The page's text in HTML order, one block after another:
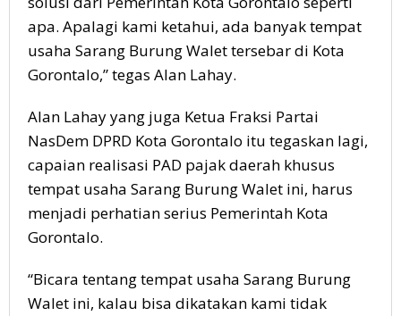
apa. Apalagi kami ketahui, ada banyak tempat
usaha Sarang Burung Walet tersebar di Kota
Gorontalo,” tegas Alan Lahay.
Alan Lahay yang juga Ketua Fraksi Partai
NasDem DPRD Kota Gorontalo itu tegaskan lagi,
capaian realisasi PAD pajak daerah khusus
tempat usaha Sarang Burung Walet ini, harus
menjadi perhatian serius Pemerintah Kota
Gorontalo.
“Bicara tentang tempat usaha Sarang Burung
Walet ini, kalau bisa dikatakan kami tidak